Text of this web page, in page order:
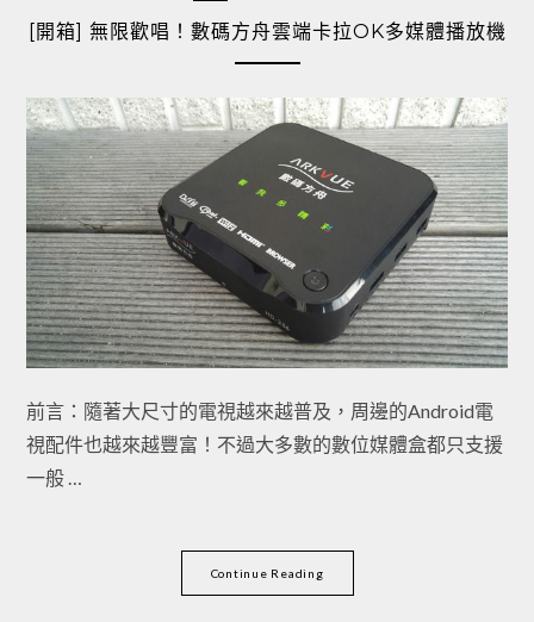
[開箱] 無限歡唱！數碼方舟雲端卡拉OK多媒體播放機
前言：隨著大尺寸的電視越來越普及，周邊的Android電
視配件也越來越豐富！不過大多數的數位媒體盒都只支援
一般 …
Continue Reading